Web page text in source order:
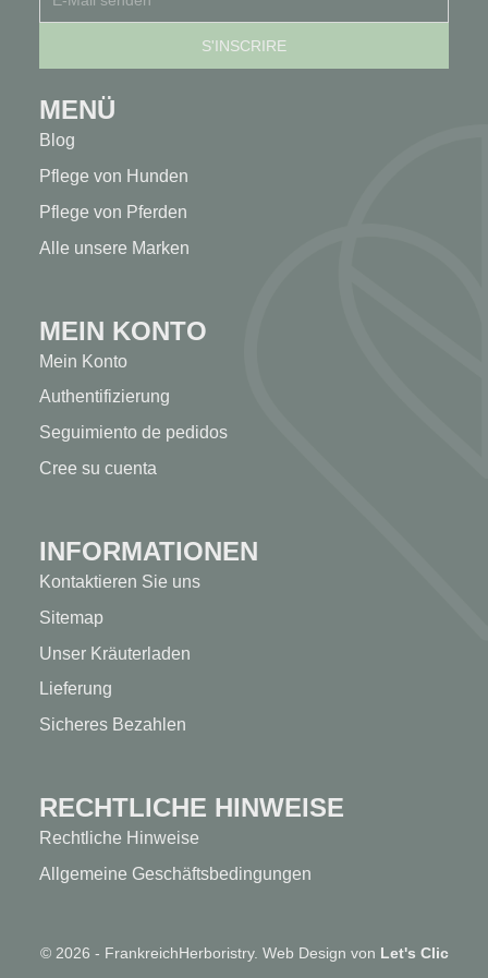
MENÜ
Blog
Pflege von Hunden
Pflege von Pferden
Alle unsere Marken
MEIN KONTO
Mein Konto
Authentifizierung
Seguimiento de pedidos
Cree su cuenta
INFORMATIONEN
Kontaktieren Sie uns
Sitemap
Unser Kräuterladen
Lieferung
Sicheres Bezahlen
RECHTLICHE HINWEISE
Rechtliche Hinweise
Allgemeine Geschäftsbedingungen
© 2026 - FrankreichHerboristry. Web Design von Let's Clic